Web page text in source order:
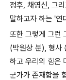
정후, 채영신, 그
말하고자 하는 '연
또한 그렇게 그런
(박원상 분), 형사
하고 우리의 힘은
군가가 존재함을